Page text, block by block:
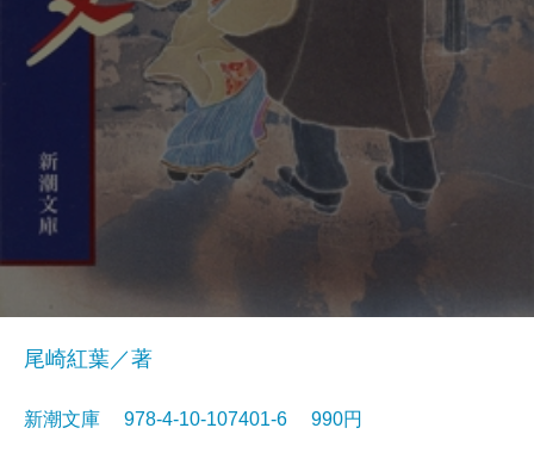
尾崎紅葉／著
新潮文庫 978-4-10-107401-6 990円